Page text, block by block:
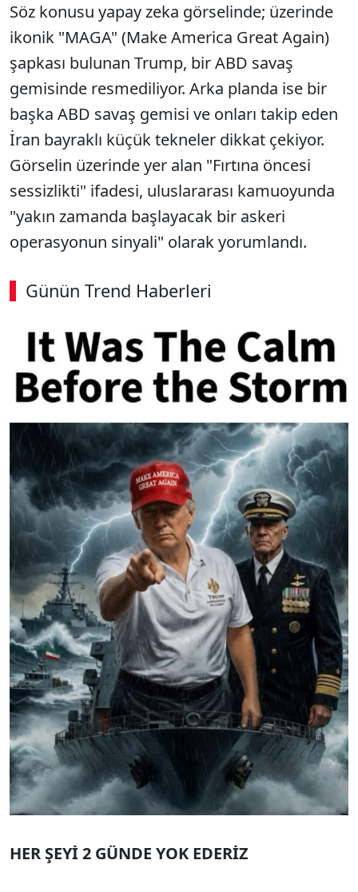
Söz konusu yapay zeka görselinde; üzerinde
ikonik "MAGA" (Make America Great Again)
şapkası bulunan Trump, bir ABD savaş
gemisinde resmediliyor. Arka planda ise bir
başka ABD savaş gemisi ve onları takip eden
İran bayraklı küçük tekneler dikkat çekiyor.
Görselin üzerinde yer alan "Fırtına öncesi
sessizlikti" ifadesi, uluslararası kamuoyunda
"yakın zamanda başlayacak bir askeri
operasyonun sinyali" olarak yorumlandı.
Günün Trend Haberleri
00:02 / 08:43
Sesi Aç
HER ŞEYİ 2 GÜNDE YOK EDERİZ